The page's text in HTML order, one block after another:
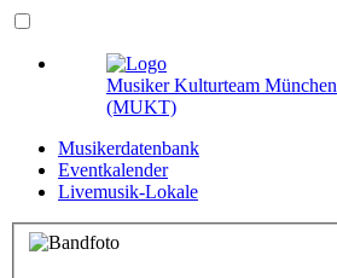
Musiker Kulturteam München
(MUKT)
Musikerdatenbank
Eventkalender
Livemusik-Lokale